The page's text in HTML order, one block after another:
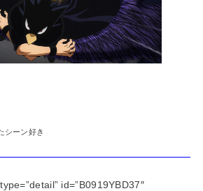
シーン好き
id=”B0919YBD37″